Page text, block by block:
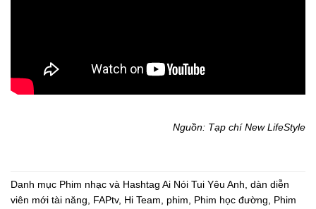
Nguồn: Tạp chí New LifeStyle
Danh mục Phim nhạc và Hashtag Ai Nói Tui Yêu Anh, dàn diễn
viên mới tài năng, FAPtv, Hi Team, phim, Phim học đường, Phim